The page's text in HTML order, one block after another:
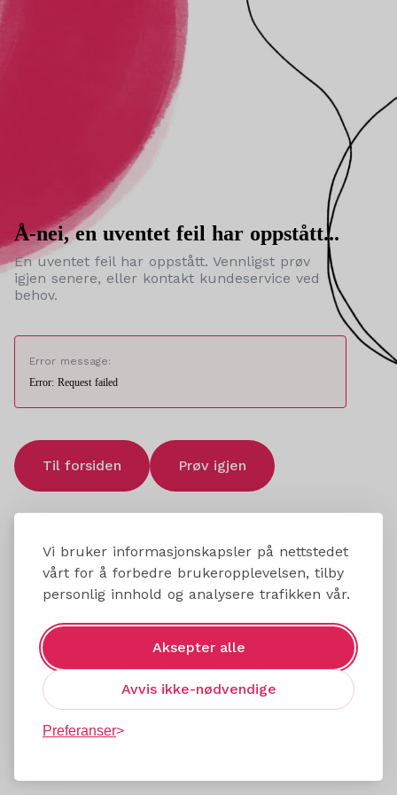
Vi bruker informasjonskapsler på nettstedet
vårt for å forbedre brukeropplevelsen, tilby
personlig innhold og analysere trafikken vår.
Aksepter alle
Avvis ikke-nødvendige
Preferanser
Å-nei, en uventet feil har oppstått...
En uventet feil har oppstått. Vennligst prøv
igjen senere, eller kontakt kundeservice ved
behov.
Error message:
Error: Request failed
Til forsiden Prøv igjen